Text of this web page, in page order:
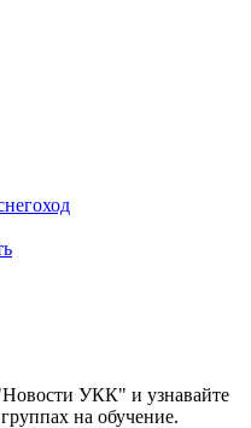
УКК" и узнавайте
на обучение.